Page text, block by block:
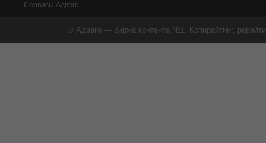
Сервисы Адвего
© Адвего — биржа контента №1. Копирайтинг,